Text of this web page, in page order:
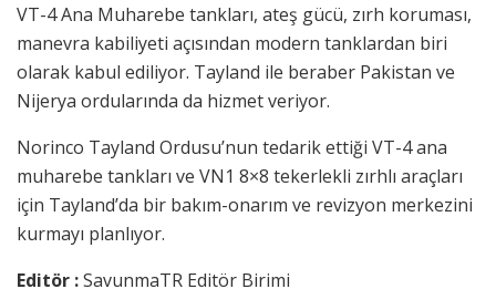
VT-4 Ana Muharebe tankları, ateş gücü, zırh koruması,
manevra kabiliyeti açısından modern tanklardan biri
olarak kabul ediliyor. Tayland ile beraber Pakistan ve
Nijerya ordularında da hizmet veriyor.
Norinco Tayland Ordusu’nun tedarik ettiği VT-4 ana
muharebe tankları ve VN1 8×8 tekerlekli zırhlı araçları
için Tayland’da bir bakım-onarım ve revizyon merkezini
kurmayı planlıyor.
Editör :SavunmaTR Editör Birimi